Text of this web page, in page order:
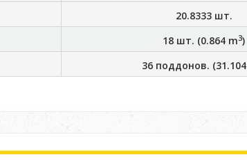
20.8333шт.
18 шт. (0.864 m3)
36 поддонов. (31.104